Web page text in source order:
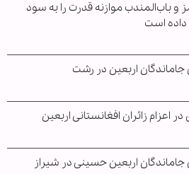
و باب‌المندب موازنه قدرت را به سود
است
جاماندگان اربعین در رشت
اعزام زائران افغانستانی اربعین
جاماندگان اربعین حسینی در شیراز